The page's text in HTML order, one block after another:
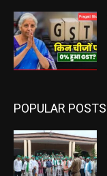
POPULAR POSTS